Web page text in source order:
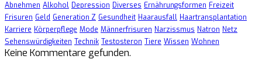
Abnehmen Alkohol Depression Diverses Ernährungsformen Freizeit
Frisuren Geld Generation Z Gesundheit Haarausfall Haartransplantation
Karriere Körperpflege Mode Männerfrisuren Narzissmus Natron Netz
Sehenswürdigkeiten Technik Testosteron Tiere Wissen Wohnen
Keine Kommentare gefunden.